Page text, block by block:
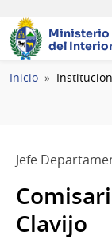
Ministerio
del
Ruta
Inicio
Jefe
Clavijo